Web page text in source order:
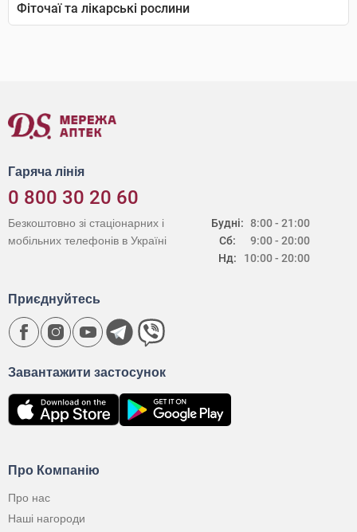
Фіточаї та лікарські рослини
Гаряча лінія
0 800 30 20 60
Будні:
Сб:
Нд:
8:00 - 21:00
9:00 - 20:00
10:00 - 20:00
Безкоштовно зі стаціонарних і
мобільних телефонів в Україні
Про Компанію
Про нас
Наші нагороди
Завантажити застосунок
Приєднуйтесь